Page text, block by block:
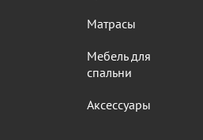
Матрасы
Мебель для
спальни
Аксессуары